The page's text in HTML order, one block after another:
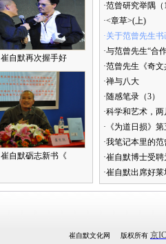
崔自默再次握手好
崔自默砺志新书《
·范曾研究举隅（
·<章草>(上)
·关于范曾先生
·与范曾先生“合
·范曾先生《奇
·禅与八大
·随感笔录（3）
·科学和艺术，
·《为道日损》
·我笔记本里的
·崔自默博士受
·崔自默出席好
崔自默文化网 版权所有 京